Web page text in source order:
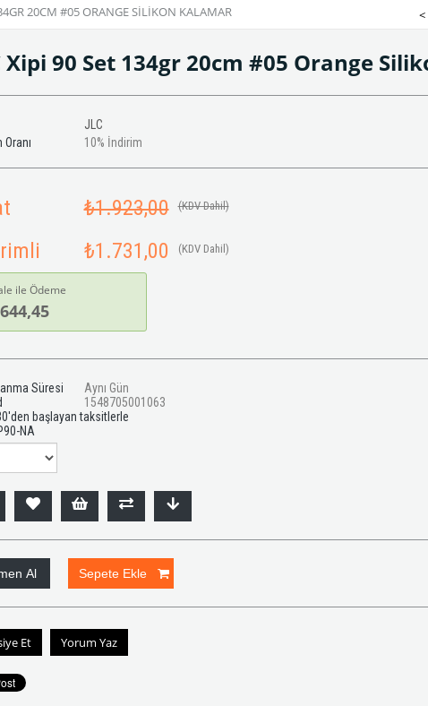
20CM #05 ORANGE SILIKON KALAMAR
Xipi 90 Set 134gr 20cm #05 Orange
JLC
%
10 İndirim
₺1.923,00 (KDV Dahil)
₺1.731,00 (KDV Dahil)
ile Ödeme
Süresi
Aynı Gün
1548705001063
'den başlayan taksitlerle
NA
Et Yorum Yaz